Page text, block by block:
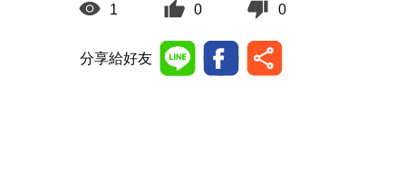
1 0 0
分享給好友